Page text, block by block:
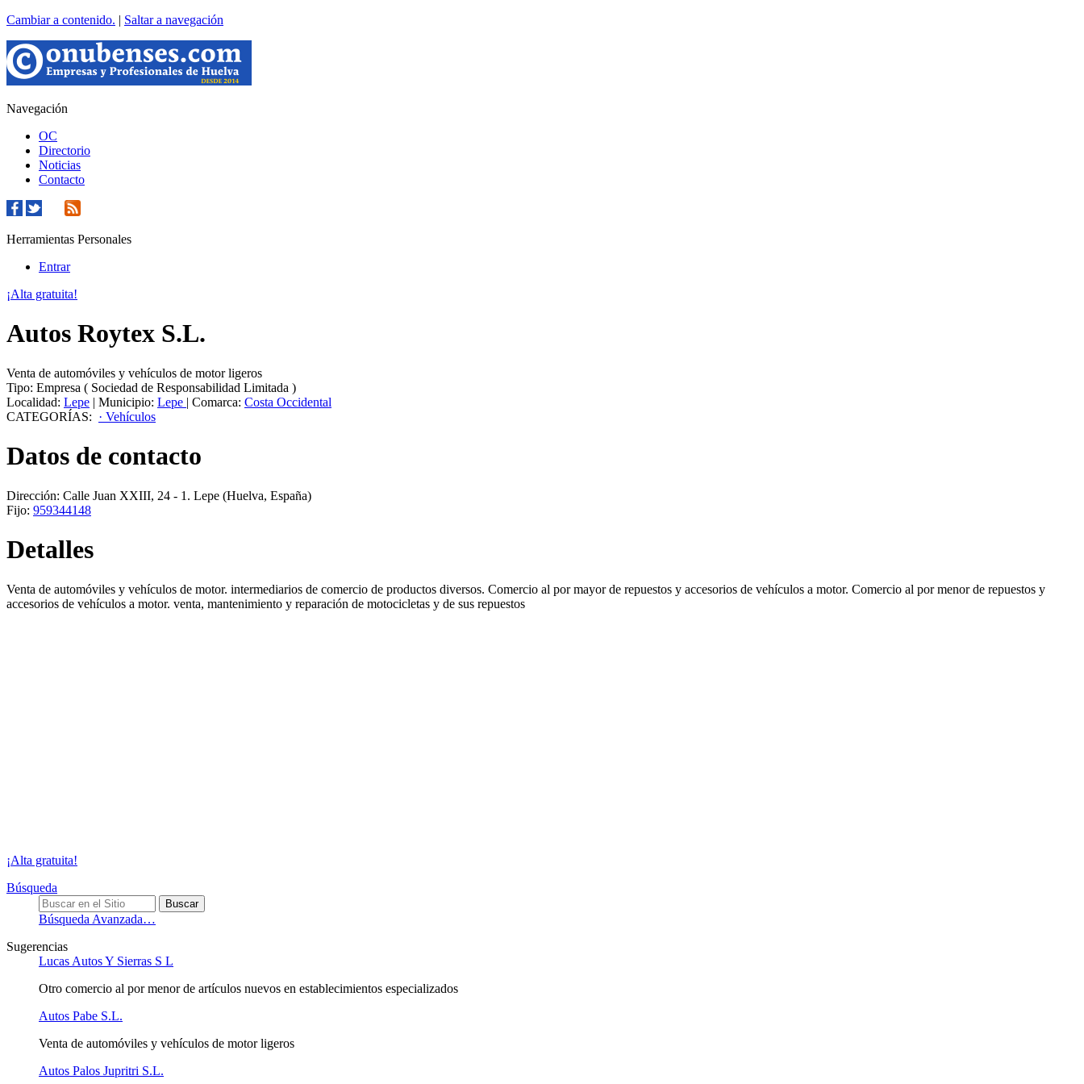
Cambiar a contenido. | Saltar a navegación
Navegación
OC
Directorio
Noticias
Contacto
Herramientas Personales
Entrar
¡Alta gratuita!
Autos Roytex S.L.
Venta de automóviles y vehículos de motor ligeros
Tipo: Empresa ( Sociedad de Responsabilidad Limitada )
Localidad: Lepe | Municipio: Lepe | Comarca: Costa Occidental
CATEGORÍAS: · Vehículos
Datos de contacto
Dirección: Calle Juan XXIII, 24 - 1 . Lepe (Huelva, España)
Fijo: 959344148
Detalles
Venta de automóviles y vehículos de motor. intermediarios de comercio de productos diversos. Comercio al por mayor de repuestos y accesorios de vehículos a motor. Comercio al por menor de repuestos y
accesorios de vehículos a motor. venta, mantenimiento y reparación de motocicletas y de sus repuestos
¡Alta gratuita!
Búsqueda
Búsqueda Avanzada…
Sugerencias
Lucas Autos Y Sierras S L
Otro comercio al por menor de artículos nuevos en establecimientos especializados
Autos Pabe S.L.
Venta de automóviles y vehículos de motor ligeros
Autos Palos Jupritri S.L.